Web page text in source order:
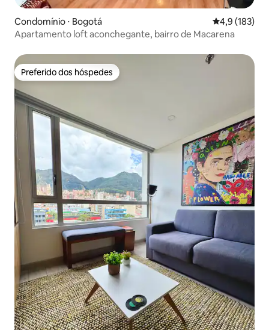
Condomínio ⋅ Bogotá 4,9 de uma
4,9 (183)
Apartamento loft aconchegante, bairro de Macarena
Preferido dos hóspedes
Preferido dos hóspedes